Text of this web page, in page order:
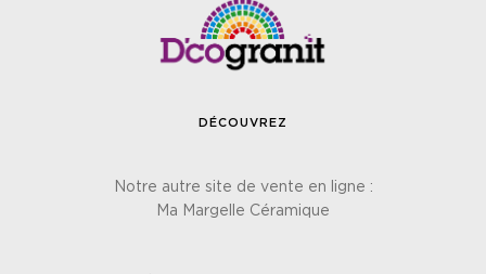
DÉCOUVREZ
Notre autre site de vente en ligne :
Ma Margelle Céramique